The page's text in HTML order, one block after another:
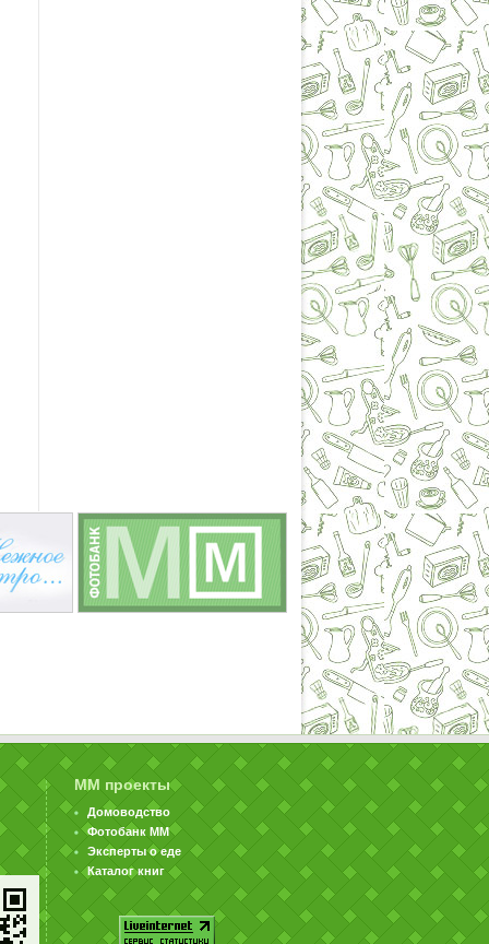
ММ проекты
Домоводство
Фотобанк ММ
Эксперты о еде
Каталог книг